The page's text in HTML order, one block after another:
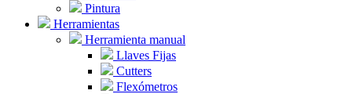
Pintura
Herramientas
Herramienta manual
Llaves Fijas
Cutters
Flexómetros